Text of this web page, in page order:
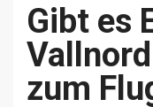
Gibt es
zum